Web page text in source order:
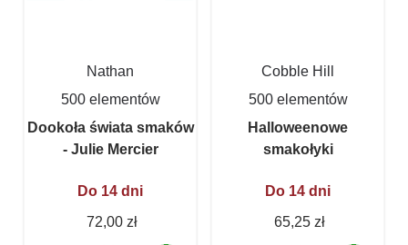
Nathan
500 elementów
Dookoła świata smaków
- Julie Mercier
Do 14 dni
72,00 zł
Cobble Hill
500 elementów
Halloweenowe
smakołyki
Do 14 dni
65,25 zł